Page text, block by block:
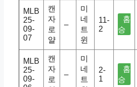
MLB
25-
09-
07
캔
자
로
얄
–
미
네
트
윈
11-
2
홈
승
MLB
25-
09-
캔
자
로
–
미
네
트
2-
1
홈
승